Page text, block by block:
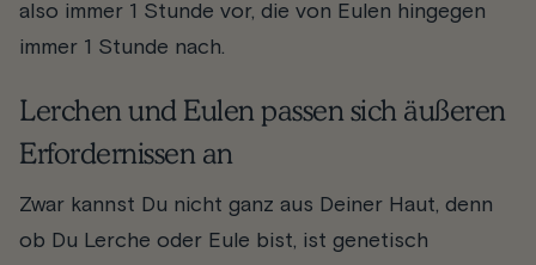
also immer 1 Stunde vor, die von Eulen hingegen
immer 1 Stunde nach.
Lerchen und Eulen passen sich äußeren
Erfordernissen an
Zwar kannst Du nicht ganz aus Deiner Haut, denn
ob Du Lerche oder Eule bist, ist genetisch